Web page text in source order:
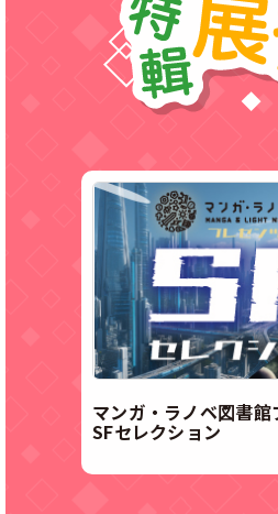
マンガ・ラノベ図書
SFセレクション